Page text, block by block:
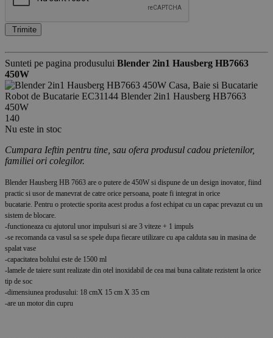
Trimite
Sunteti pe pagina produsului Blender 2in1 Hausberg HB7663
450W
Casa, Baie si Bucatarie
Robot de Bucatarie EC31144 Blender 2in1 Hausberg HB7663
450W
140
Nu este in stoc
Cumpara Ieftin pentru tine, sau ofera produsul cadou prietenilor,
familiei ori colegilor.
Blender Hausberg HB 7663 are o putere de 450W si dispune de un design inovator, fiind
practic si usor de manevrat de catre orice persoana, poate fi integrat in orice
bucatarie. Pentru o protectie sporita acest produs a fost echipat cu un capac prevazut cu un
sistem de blocare.
-functioneaza cu ajutorul unor impulsuri si are 3 viteze + 1 impuls
-se recomanda ca vasul sa se spele dupa fiecare utilizare cu apa calduta sau in masina de
spalat vase
-capacitatea bolului este de 1500 ml
-lamele de taiere sunt realizate din otel inoxidabil de cea mai buna calitate rezistent la orice
tip de soc
-dimensiunea produsului: 18 cmX 15 cm X 35 cm
-are un motor din cupru